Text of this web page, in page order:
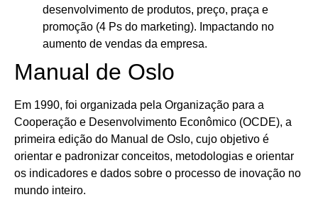
desenvolvimento de produtos, preço, praça e
promoção (4 Ps do marketing). Impactando no
aumento de vendas da empresa.
Manual de Oslo
Em 1990, foi organizada pela Organização para a
Cooperação e Desenvolvimento Econômico (OCDE), a
primeira edição do Manual de Oslo, cujo objetivo é
orientar e padronizar conceitos, metodologias e orientar
os indicadores e dados sobre o processo de inovação no
mundo inteiro.